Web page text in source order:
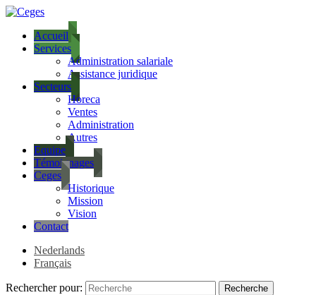
Accueil
Services
Administration salariale
Assistance juridique
Secteurs
Horeca
Ventes
Administration
Autres
Equipe
Témoignages
Ceges
Historique
Mission
Vision
Contact
Nederlands
Français
Rechercher pour: